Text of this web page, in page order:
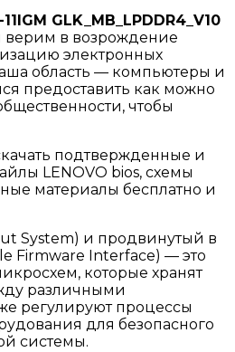
GLK_MB_LPDDR4_V10
верим в возрождение
электронных
область — компьютеры и
предоставить как можно
чтобы
подтвержденные и
LENOVO bios, схемы
материалы бесплатно и
System) и продвинутый в
Firmware Interface) — это
которые хранят
различными
регулируют процессы
для безопасного
системы.